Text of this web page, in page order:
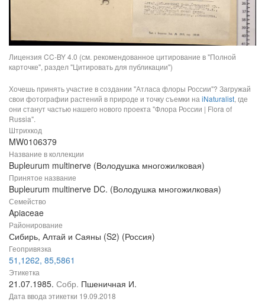
Лицензия CC-BY 4.0 (см. рекомендованное цитирование в "Полной
карточке", раздел "Цитировать для публикации")
Хочешь принять участие в создании "Атласа флоры России"? Загружай
свои фотографии растений в природе и точку съемки на iNaturalist, где
они станут частью нашего нового проекта "Флора России | Flora of
Russia".
Штрихкод
MW0106379
Название в коллекции
Bupleurum multinerve (Володушка многожилковая)
Принятое название
Bupleurum multinerve DC. (Володушка многожилковая)
Семейство
Apiaceae
Районирование
Сибирь, Алтай и Саяны (S2) (Россия)
Геопривязка
51,1262, 85,5861
Этикетка
21.07.1985. Собр. Пшеничная И.
Дата ввода этикетки 19.09.2018